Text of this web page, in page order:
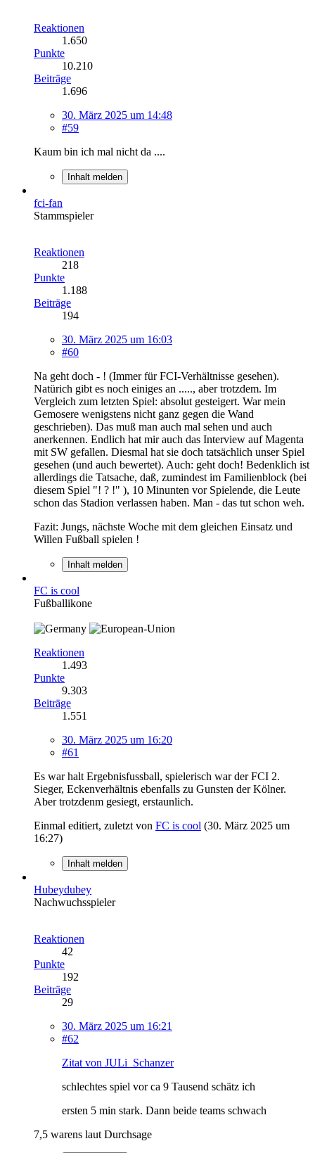
Reaktionen
1.650
Punkte
10.210
Beiträge
1.696
30. März 2025 um 14:48
#59
Kaum bin ich mal nicht da ....
Inhalt melden
fci-fan
Stammspieler
Reaktionen
218
Punkte
1.188
Beiträge
194
30. März 2025 um 16:03
#60
Na geht doch - ! (Immer für FCI-Verhältnisse gesehen).
Natürich gibt es noch einiges an ....., aber trotzdem. Im
Vergleich zum letzten Spiel: absolut gesteigert. War mein
Gemosere wenigstens nicht ganz gegen die Wand
geschrieben). Das muß man auch mal sehen und auch
anerkennen. Endlich hat mir auch das Interview auf Magenta
mit SW gefallen. Diesmal hat sie doch tatsächlich unser Spiel
gesehen (und auch bewertet). Auch: geht doch! Bedenklich ist
allerdings die Tatsache, daß, zumindest im Familienblock (bei
diesem Spiel "! ? !" ), 10 Minunten vor Spielende, die Leute
schon das Stadion verlassen haben. Man - das tut schon weh.
Fazit: Jungs, nächste Woche mit dem gleichen Einsatz und
Willen Fußball spielen !
Inhalt melden
FC is cool
Fußballikone
Reaktionen
1.493
Punkte
9.303
Beiträge
1.551
30. März 2025 um 16:20
#61
Es war halt Ergebnisfussball, spielerisch war der FCI 2.
Sieger, Eckenverhältnis ebenfalls zu Gunsten der Kölner.
Aber trotzdenm gesiegt, erstaunlich.
Einmal editiert, zuletzt von FC is cool (30. März 2025 um
16:27)
Inhalt melden
Hubeydubey
Nachwuchsspieler
Reaktionen
42
Punkte
192
Beiträge
29
30. März 2025 um 16:21
#62
Zitat von JULi_Schanzer
schlechtes spiel vor ca 9 Tausend schätz ich
ersten 5 min stark. Dann beide teams schwach
7,5 warens laut Durchsage